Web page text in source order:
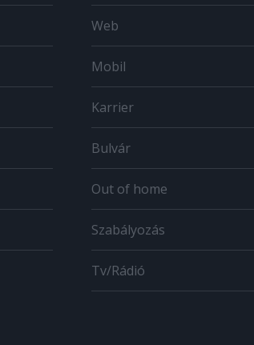
Web
Mobil
Karrier
Bulvár
Out of home
Szabályozás
Tv/Rádió